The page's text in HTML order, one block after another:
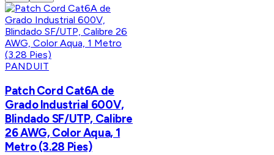
PANDUIT
Patch Cord Cat6A de
Grado Industrial 600V,
Blindado SF/UTP, Calibre
26 AWG, Color Aqua, 1
Metro (3.28 Pies)